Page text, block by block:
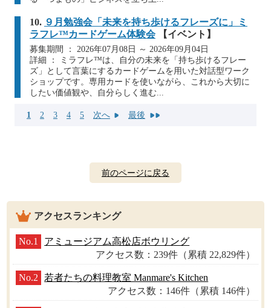
10. ９月勉強会「未来を持ち歩けるフレーズに」ミ
ラフレ™カードゲーム体験会【イベント】
募集期間 ： 2026年07月08日 ～ 2026年09月04日
詳細 ： ミラフレ™は、自分の未来を「持ち歩けるフレー
ズ」として言葉にするカードゲームを用いた対話型ワーク
ショップです。専用カードを使いながら、これから大切に
したい価値観や、自分らしく進む...
1 2 3 4 5 次へ 最後
前のページに戻る
アクセスランキング
No.1
アミュージアム高松店ボウリング
アクセス数：239件（累積 22,829件）
No.2
若者たちの料理教室 Manmare's Kitchen
アクセス数：146件（累積 146件）